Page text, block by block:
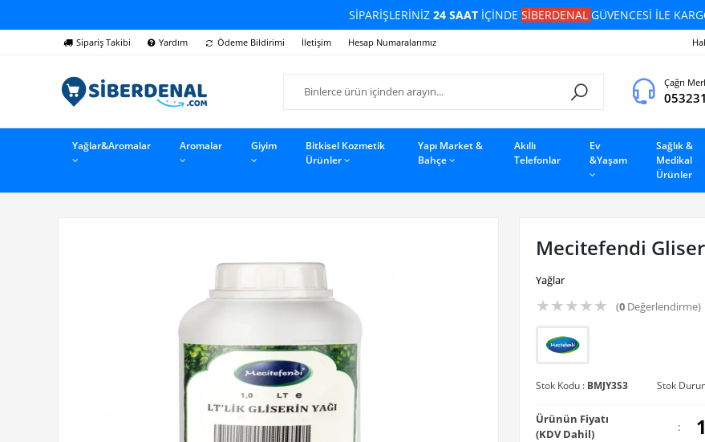
SİPARİŞLERİNİZ 24 SAATİÇİNDE SİBERDENAL GÜVENCESİ İLE
Sipariş Takibi Yardım Ödeme Bildirimi İletişim Hesap Numaralarımız
Çağrı
Yağlar&Aromalar Aromalar Giyim
Bitkisel Kozmetik
Ürünler
Yapı Market &
Bahçe
Akıllı
Telefonlar
Ev
&Yaşam
Sağlık &
Medikal
Ürünler
Mecitefendi
Yağlar
★★★★★ (0 Değerlendirme)
Stok Kodu : BMJY3S3 Stok
Ürünün Fiyatı
(KDV Dahil)
: